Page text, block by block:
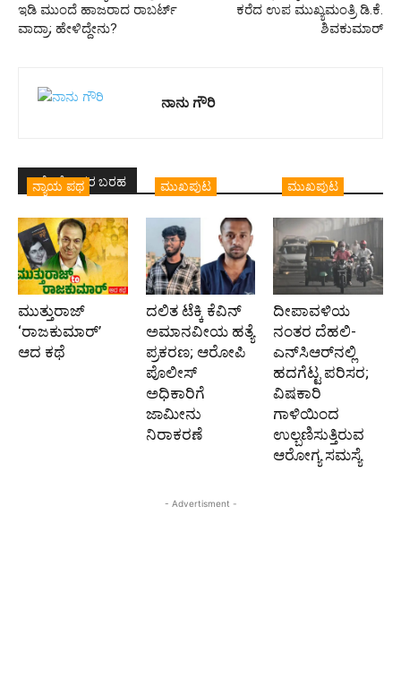
ಇಡಿ ಮುಂದೆ ಹಾಜರಾದ ರಾಬರ್ಟ್
ವಾದ್ರಾ; ಹೇಳಿದ್ದೇನು?
ಕರೆದ ಉಪ ಮುಖ್ಯಮಂತ್ರಿ ಡಿ.ಕೆ.
ಶಿವಕುಮಾರ್
ನಾನು ಗೌರಿ
ಇದೇ ಲೇಖಕರ ಬರಹ
ನ್ಯಾಯ ಪಥ
ಮುತ್ತುರಾಜ್
‘ರಾಜಕುಮಾರ್‍’
ಆದ ಕಥೆ
ಮುಖಪುಟ
ದಲಿತ ಟೆಕ್ಕಿ ಕೆವಿನ್
ಅಮಾನವೀಯ ಹತ್ಯೆ
ಪ್ರಕರಣ; ಆರೋಪಿ
ಪೊಲೀಸ್‌
ಅಧಿಕಾರಿಗೆ
ಜಾಮೀನು
ನಿರಾಕರಣೆ
ಮುಖಪುಟ
ದೀಪಾವಳಿಯ
ನಂತರ ದೆಹಲಿ-
ಎನ್‌ಸಿಆರ್‌ನಲ್ಲಿ
ಹದಗೆಟ್ಟ ಪರಿಸರ;
ವಿಷಕಾರಿ
ಗಾಳಿಯಿಂದ
ಉಲ್ಬಣಿಸುತ್ತಿರುವ
ಆರೋಗ್ಯ ಸಮಸ್ಯೆ
- Advertisment -